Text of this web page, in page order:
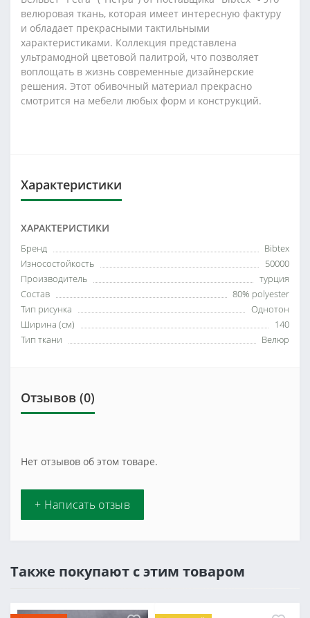
велюровая ткань, которая имеет интересную фактуру
и обладает прекрасными тактильными
характеристиками. Коллекция представлена
ультрамодной цветовой палитрой, что позволяет
воплощать в жизнь современные дизайнерские
решения. Этот обивочный материал прекрасно
смотрится на мебели любых форм и конструкций.
Характеристики
ХАРАКТЕРИСТИКИ
Бренд
Bibtex
Износостойкость
50000
Производитель
турция
Состав
80% polyester
Тип рисунка
Однотон
Ширина (см)
140
Тип ткани
Велюр
Отзывов (0)
Нет отзывов об этом товаре.
+ Написать отзыв
Также покупают с этим товаром